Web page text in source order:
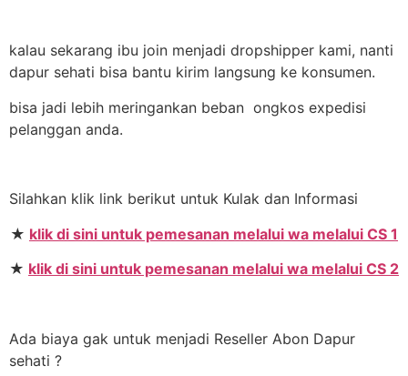
kalau sekarang ibu join menjadi dropshipper kami, nanti
dapur sehati bisa bantu kirim langsung ke konsumen.
bisa jadi lebih meringankan beban ongkos expedisi
pelanggan anda.
Silahkan klik link berikut untuk Kulak dan Informasi
★ klik di sini untuk pemesanan melalui wa melalui CS 1
★ klik di sini untuk pemesanan melalui wa melalui CS 2
Ada biaya gak untuk menjadi Reseller Abon Dapur
sehati ?